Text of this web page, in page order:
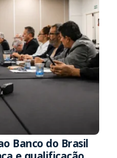
Banco do Brasil